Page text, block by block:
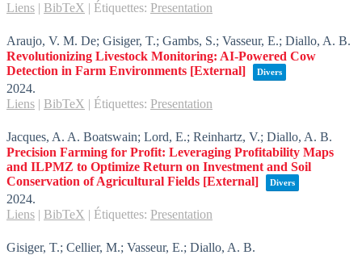
Liens | BibTeX | Étiquettes: Presentation
Araujo, V. M. De; Gisiger, T.; Gambs, S.; Vasseur, E.; Diallo, A. B.
Revolutionizing Livestock Monitoring: AI-Powered Cow
Detection in Farm Environments [External] Divers
2024.
Liens | BibTeX | Étiquettes: Presentation
Jacques, A. A. Boatswain; Lord, E.; Reinhartz, V.; Diallo, A. B.
Precision Farming for Profit: Leveraging Profitability Maps
and ILPMZ to Optimize Return on Investment and Soil
Conservation of Agricultural Fields [External] Divers
2024.
Liens | BibTeX | Étiquettes: Presentation
Gisiger, T.; Cellier, M.; Vasseur, E.; Diallo, A. B.